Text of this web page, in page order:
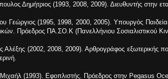
Δημήτριος (1993, 2008, 2009). Διευθυντής στην
Γεώργιος (1995, 1998, 2000, 2005). Υπουργός
Πρόεδρος ΠΑ.ΣΟ.Κ (Πανελλήνιου Σοσιαλιστικού
Αλέξης (2002, 2008, 2009). Αρθρογράφος εξωτερικής
Μιχαήλ (1993). Εφοπλιστής. Πρόεδρος στην Pegasus